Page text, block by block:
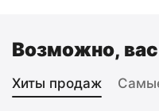
Возможно,
Хиты продаж